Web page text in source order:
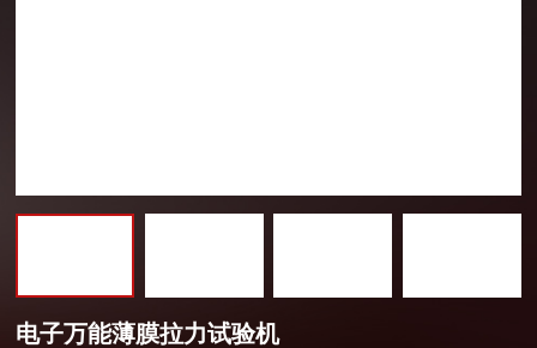
电子万能薄膜拉力试验机